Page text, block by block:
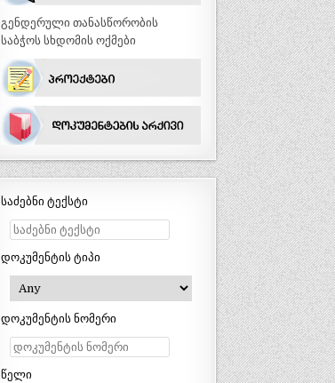
გენდერული თანასწორობის
საბჭოს სხდომის ოქმები
საძებნი ტექსტი
დოკუმენტის ტიპი
დოკუმენტის ნომერი
წელი